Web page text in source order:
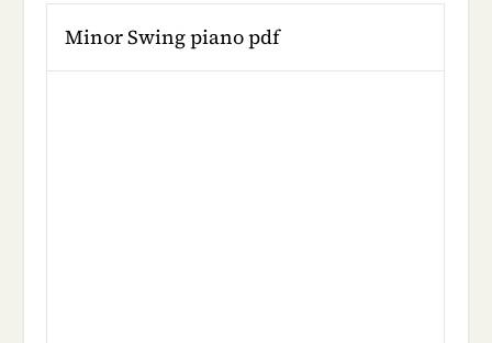
Minor Swing piano pdf